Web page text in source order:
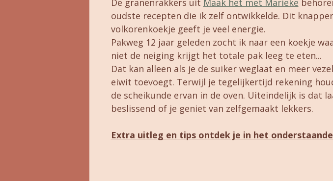
De granenrakkers uit Maak het met Marieke
oudste recepten die ik zelf ontwikkelde. Dit
volkorenkoekje geeft je veel energie.
Pakweg 12 jaar geleden zocht ik naar een koekje
niet de neiging krijgt het totale pak leeg te eten...
Dat kan alleen als je de suiker weglaat en meer
eiwit toevoegt. Terwijl je tegelijkertijd rekening
de scheikunde ervan in de oven. Uiteindelijk is dat
beslissend of je geniet van zelfgemaakt lekkers.
Extra uitleg en tips ontdek je in het